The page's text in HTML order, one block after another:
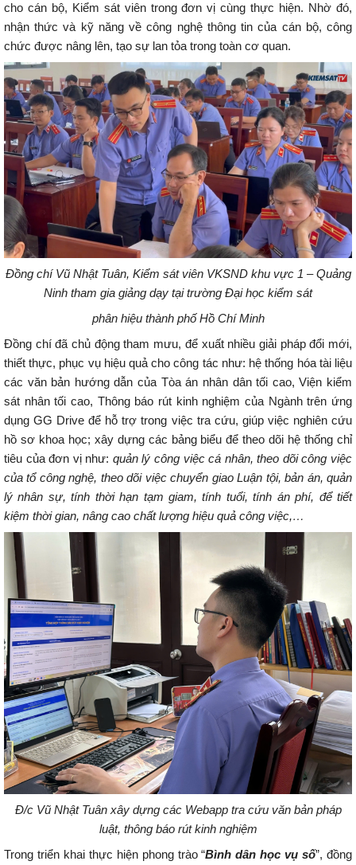
cho cán bộ, Kiểm sát viên trong đơn vị cùng thực hiện. Nhờ đó,
nhận thức và kỹ năng về công nghệ thông tin của cán bộ, công
chức được nâng lên, tạo sự lan tỏa trong toàn cơ quan.
Đồng chí Vũ Nhật Tuân, Kiểm sát viên VKSND khu vực 1 – Quảng
Ninh tham gia giảng dạy tại trường Đại học kiểm sát
phân hiệu thành phố Hồ Chí Minh
Đồng chí đã chủ động tham mưu, để xuất nhiều giải pháp đổi mới,
thiết thực, phục vụ hiệu quả cho công tác như: hệ thống hóa tài liệu
các văn bản hướng dẫn của Tòa án nhân dân tối cao, Viện kiểm
sát nhân tối cao, Thông báo rút kinh nghiệm của Ngành trên ứng
dụng GG Drive để hỗ trợ trong việc tra cứu, giúp việc nghiên cứu
hồ sơ khoa học; xây dựng các bảng biểu để theo dõi hệ thống chỉ
tiêu của đơn vị như: quản lý công việc cá nhân, theo dõi công việc
của tổ công nghệ, theo dõi việc chuyển giao Luận tội, bản án, quản
lý nhân sự, tính thời hạn tạm giam, tính tuổi, tính án phí, để tiết
kiệm thời gian, nâng cao chất lượng hiệu quả công việc,…
Đ/c Vũ Nhật Tuân xây dựng các Webapp tra cứu văn bản pháp
luật, thông báo rút kinh nghiệm
Trong triển khai thực hiện phong trào “Bình dân học vụ số”, đồng